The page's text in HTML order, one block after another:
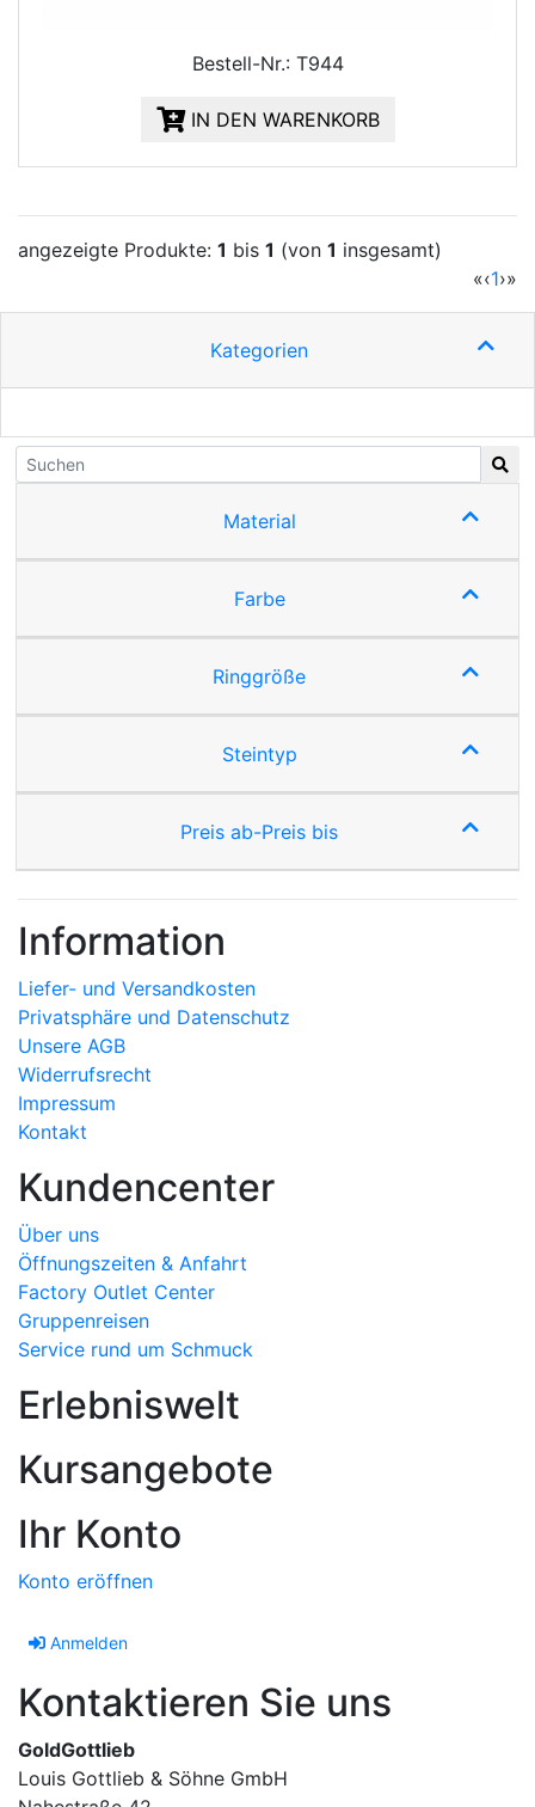
Bestell-Nr.: T944
IN DEN WARENKORB
angezeigte Produkte: 1 bis 1 (von 1 insgesamt)
«‹1›»
Kategorien
Material
Farbe
Ringgröße
Steintyp
Preis ab-Preis bis
Information
Liefer- und Versandkosten
Privatsphäre und Datenschutz
Unsere AGB
Widerrufsrecht
Impressum
Kontakt
Kundencenter
Über uns
Öffnungszeiten & Anfahrt
Factory Outlet Center
Gruppenreisen
Service rund um Schmuck
Erlebniswelt
Kursangebote
Ihr Konto
Konto eröffnen
Anmelden
Kontaktieren Sie uns
GoldGottlieb
Louis Gottlieb & Söhne GmbH